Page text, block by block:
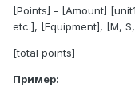
[Points] - [Amount]
etc.], [Equipment], [M,
[total points]
Пример: